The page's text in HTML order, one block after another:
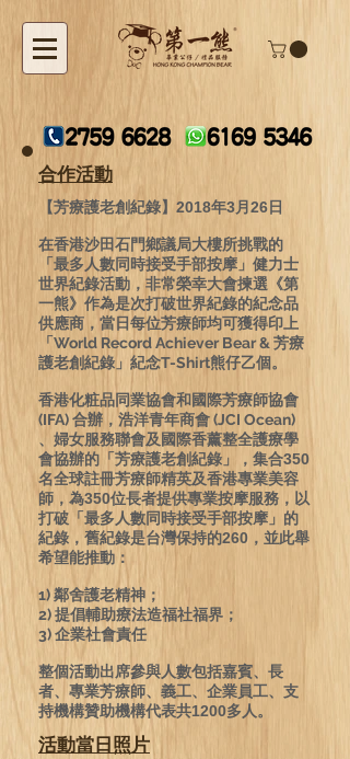
合作活動
【芳療護老創紀錄】 2018年3月 26日
在香港沙田石門鄉議局大樓所挑戰的
「最多人數同時接受手部按摩」健力士
世界紀錄活動，非常榮幸大會揀選《第
一熊》作為是次打破世界紀錄的紀念品
供應商，當日每位芳療師均可獲得印上
「World Record Achiever Bear & 芳療
護老創紀錄」紀念T-Shirt熊仔乙個。
香港化粧品同業協會和國際芳療師協會
(IFA) 合辦，浩洋青年商會 (JCI Ocean)
、婦女服務聯會及國際香薰整全護療學
會協辦的「芳療護老創紀錄」，集合350
名全球註冊芳療師精英及香港專業美容
師，為350位長者提供專業按摩服務，以
打破「最多人數同時接受手部按摩」的
紀錄，舊紀錄是台灣保持的260 ，並此舉
希望能推動：
1) 鄰舍護老精神；
2) 提倡輔助療法造福社福界；
3) 企業社會責任
整個活動出席參與人數包括嘉賓、長
者、專業芳療師、義工、企業員工、支
持機構贊助機構代表共1200多人。
活動當日照片